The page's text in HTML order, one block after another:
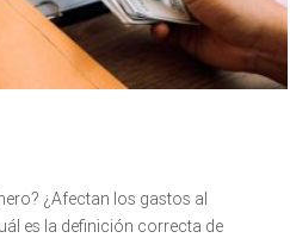
¿Afectan los gastos al
es la definición correcta de